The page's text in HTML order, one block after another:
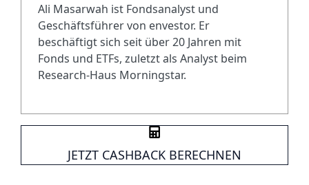
Ali Masarwah ist Fondsanalyst und
Geschäftsführer von envestor. Er
beschäftigt sich seit über 20 Jahren mit
Fonds und ETFs, zuletzt als Analyst beim
Research-Haus Morningstar.
JETZT CASHBACK BERECHNEN